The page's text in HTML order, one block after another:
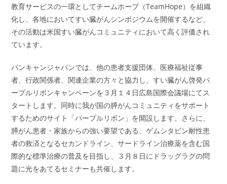
教育サービスの一環としてチームホープ（TeamHope）を組織
化し、各地においてすい臓がんシンポジウムを開催するなど、
その活動は米国すい臓がんコミュニティにおいて高く評価され
ています。
パンキャンジャパンでは、他の患者支援団体、医療福祉従事
者、行政関係者、関連企業の方々と協力し、すい臓がん啓発パ
ープルリボンキャンペーンを３月１４日広島国際会議場にてス
タートします。同時に我が国の膵がんコミュニティをサポート
するためのサイト「パープルリボン」を開設します。さらに、
膵がん患者・家族からの強い要望である、ゲムシタビン耐性患
者の救済となるセカンドライン、サードライン治療薬を含む国
際的な標準治療の普及を目指し、３月８日にドラッグラグの問
題に光をあてるセミナーも共催します。